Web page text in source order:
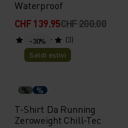
Waterproof
CHF 139.95CHF 200.00
(3)
-30%
Saldi estivi
% %
T-Shirt Da Running
Zeroweight Chill-Tec